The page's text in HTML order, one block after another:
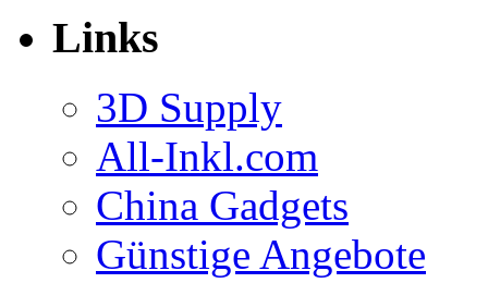
Links
3D Supply
All-Inkl.com
China Gadgets
Günstige Angebote